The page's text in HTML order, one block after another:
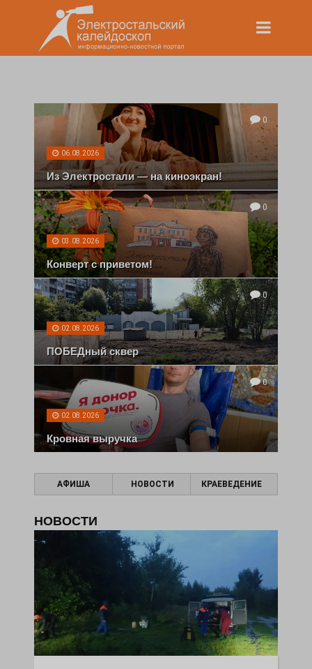
0
06.08.2026
Из Электростали — на киноэкран!
0
03.08.2026
Конверт с приветом!
0
02.08.2026
ПОБЕДный сквер
0
02.08.2026
Кровная выручка
АФИША НОВОСТИ КРАЕВЕДЕНИЕ
НОВОСТИ